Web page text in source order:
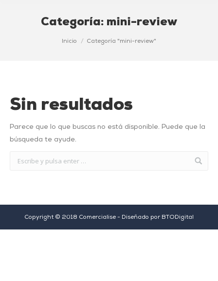
Categoría: mini-review
Inicio Categoría "mini-review"
Sin resultados
Parece que lo que buscas no está disponible. Puede que la
búsqueda te ayude.
Copyright © 2018 Comercialise - Diseñado por BTODigital